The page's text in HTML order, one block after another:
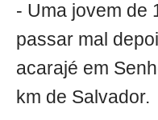
- Uma jovem de
passar mal
acarajé em
km de Salvador.